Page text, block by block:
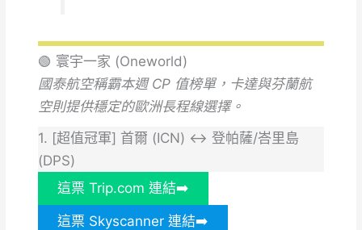
🟢 寰宇一家 (Oneworld)
國泰航空稱霸本週 CP 值榜單，卡達與芬蘭航
空則提供穩定的歐洲長程線選擇。
1. [超值冠軍] 首爾 (ICN) ↔ 登帕薩/峇里島
(DPS)
這票 Trip.com 連結➡️
這票 Skyscanner 連結➡️